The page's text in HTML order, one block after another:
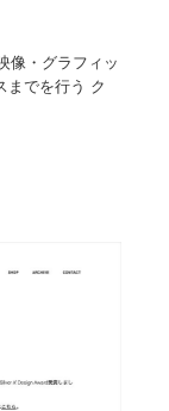
像・グラフィッ
までを行う ク